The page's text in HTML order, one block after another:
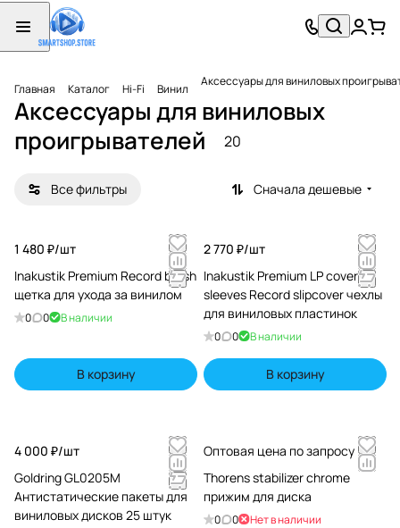
Главная Каталог Hi-Fi Винил Аксессуары для виниловых
Аксессуары для виниловых
проигрывателей
20
Все фильтры Сначала дешевые
1 480 ₽/шт
Inakustik Premium Record brush
щетка для ухода за винилом
0 0 В наличии
В корзину
2 770 ₽/шт
Inakustik Premium LP cover
sleeves Record slipcover чехлы
для виниловых пластинок
0 0 В наличии
В корзину
4 000 ₽/шт
Goldring GL0205M
Антистатические пакеты для
виниловых дисков 25 штук
Оптовая цена по запросу
Thorens stabilizer chrome
прижим для диска
0 0 Нет в наличии